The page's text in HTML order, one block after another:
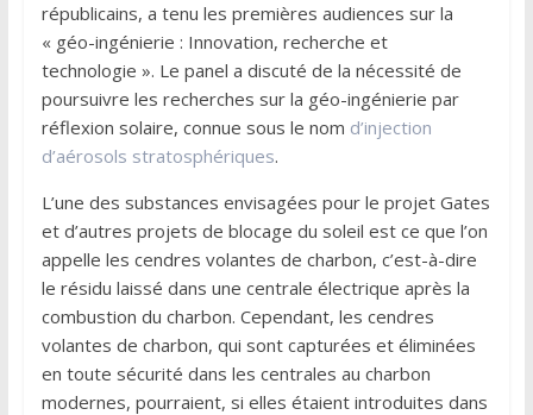
républicains, a tenu les premières audiences sur la
« géo-ingénierie : Innovation, recherche et
technologie ». Le panel a discuté de la nécessité de
poursuivre les recherches sur la géo-ingénierie par
réflexion solaire, connue sous le nom d’injection
d’aérosols stratosphériques.
L’une des substances envisagées pour le projet Gates
et d’autres projets de blocage du soleil est ce que l’on
appelle les cendres volantes de charbon, c’est-à-dire
le résidu laissé dans une centrale électrique après la
combustion du charbon. Cependant, les cendres
volantes de charbon, qui sont capturées et éliminées
en toute sécurité dans les centrales au charbon
modernes, pourraient, si elles étaient introduites dans